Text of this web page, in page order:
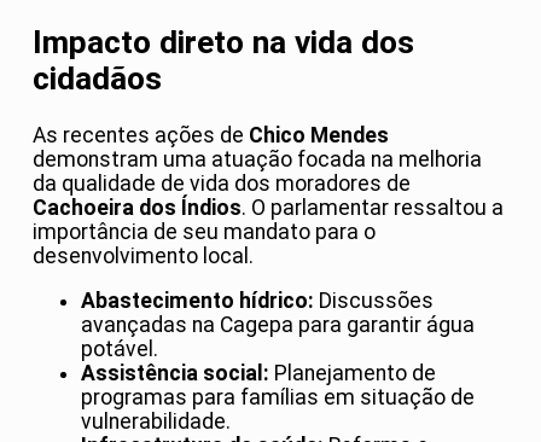
Impacto direto na vida dos
cidadãos
As recentes ações de Chico Mendes
demonstram uma atuação focada na melhoria
da qualidade de vida dos moradores de
Cachoeira dos Índios. O parlamentar ressaltou a
importância de seu mandato para o
desenvolvimento local.
Abastecimento hídrico: Discussões
avançadas na Cagepa para garantir água
potável.
Assistência social: Planejamento de
programas para famílias em situação de
vulnerabilidade.